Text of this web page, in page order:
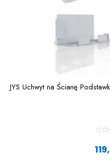
JYS Uchwyt na Ścianę